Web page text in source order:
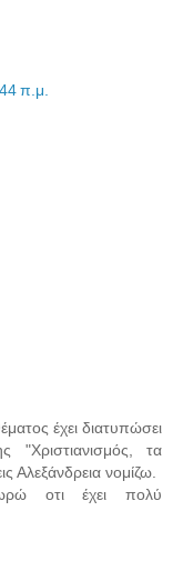
π.μ.
έχει διατυπώσει
τα
Αλεξάνδρεια νομίζω.
οτι έχει πολύ